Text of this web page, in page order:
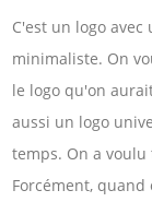
C'est un logo
minimaliste. On
le logo qu'on
aussi un logo
temps. On a
Forcément,